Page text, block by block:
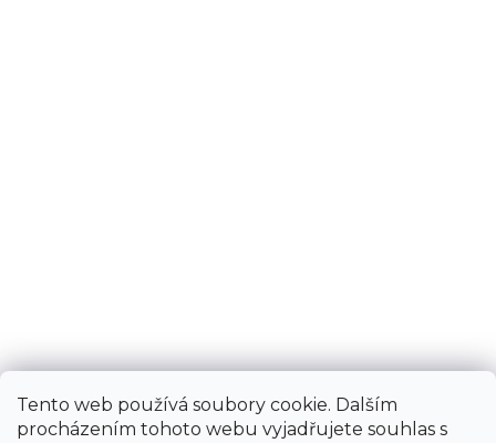
Tento web používá soubory cookie. Dalším
procházením tohoto webu vyjadřujete souhlas s